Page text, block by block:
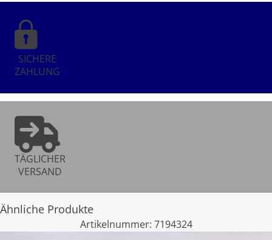
SICHERE
ZAHLUNG
TÄGLICHER
VERSAND
Ähnliche Produkte
Artikelnummer: 7194324